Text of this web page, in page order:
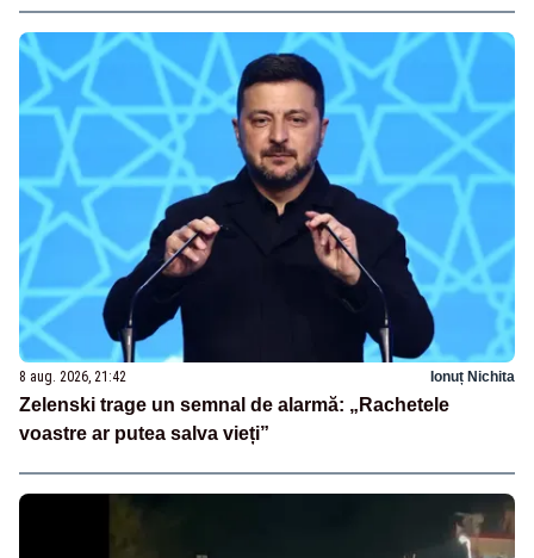
8 aug. 2026, 21:42 Ionuț Nichita
Zelenski trage un semnal de alarmă: „Rachetele
voastre ar putea salva vieți”